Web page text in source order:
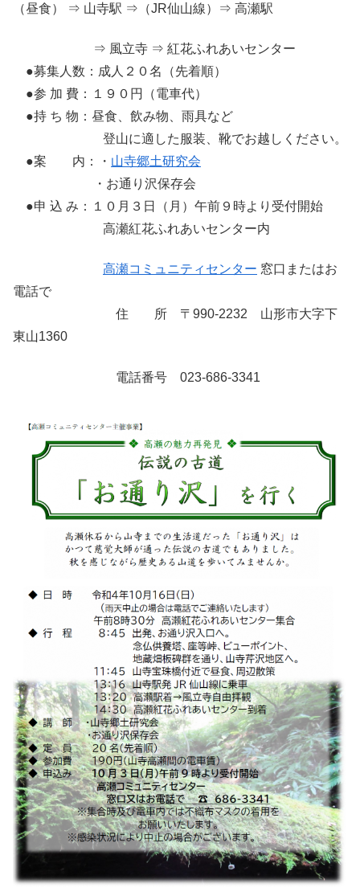
（昼食） ⇒ 山寺駅 ⇒（JR仙山線）⇒ 高瀬駅
⇒ 風立寺 ⇒ 紅花ふれあいセンター
●募集人数：成人２０名（先着順）
●参 加 費：１９０円（電車代）
●持 ち 物：昼食、飲み物、雨具など
登山に適した服装、靴でお越しください。
●案 内：・ 山寺郷土研究会
・お通り沢保存会
●申 込 み：１０月３日（月）午前９時より受付開始
高瀬紅花ふれあいセンター内
高瀬コミュニティセンター 窓口またはお
電話で
住 所 〒990-2232 山形市大字下
東山1360
電話番号 023-686-3341